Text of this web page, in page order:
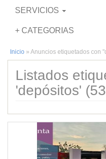
SERVICIOS
+ CATEGORIAS
Inicio » Anuncios etiquetados con
Listados
'depósitos'